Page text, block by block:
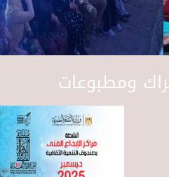
ومطبوعات